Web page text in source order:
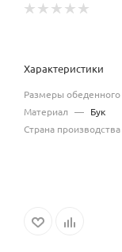
Характеристики
Размеры обеденного
Материал — Бук
Страна производства